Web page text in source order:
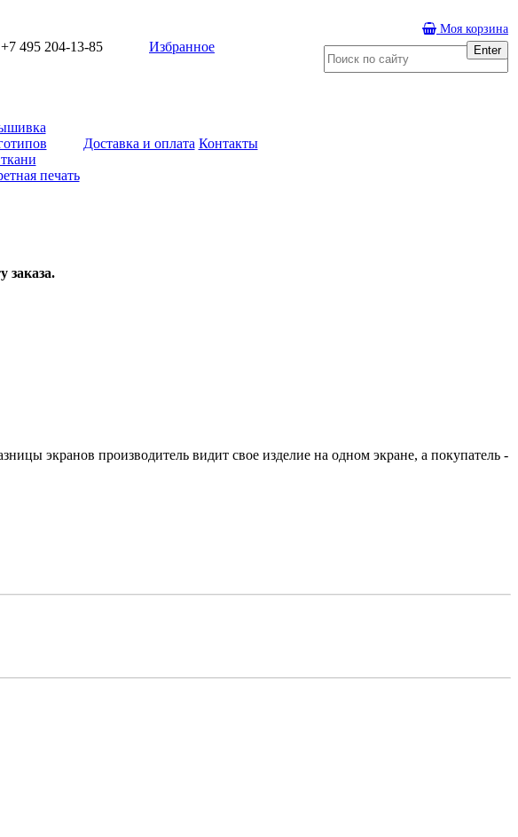
+7 495 204-13-85 Избранное
Моя корзина
Enter
печать
Доставка и оплата Контакты
заказа.
экранов производитель видит свое изделие на одном экране, а покупатель -